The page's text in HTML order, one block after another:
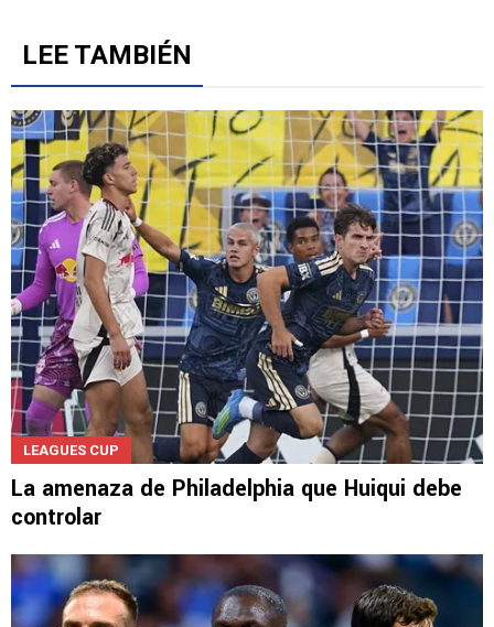
LEE TAMBIÉN
LEAGUES CUP
La amenaza de Philadelphia que Huiqui debe
controlar